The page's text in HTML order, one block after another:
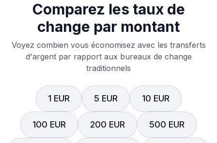
Comparez les taux de
change par montant
Voyez combien vous économisez avec les transferts
d'argent par rapport aux bureaux de change
traditionnels
1 EUR 5 EUR 10 EUR
100 EUR 200 EUR 500 EUR